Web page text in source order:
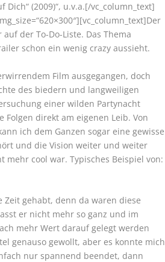
Dich“ (2009)“, u.v.a.[/vc_column_text]
der To-Do-Liste. Das Thema
schon ein wenig crazy aussieht.
Film ausgegangen, doch
des biedern und langweiligen
einer wilden Partynacht
direkt am eigenen Leib. Von
ich dem Ganzen sogar eine gewisse
und die Vision weiter und weiter
cool war. Typisches Beispiel von:
Zeit gehabt, denn da waren diese
er nicht mehr so ganz und im
mehr Wert darauf gelegt werden
genauso gewollt, aber es konnte mich
nur spannend beendet, dann